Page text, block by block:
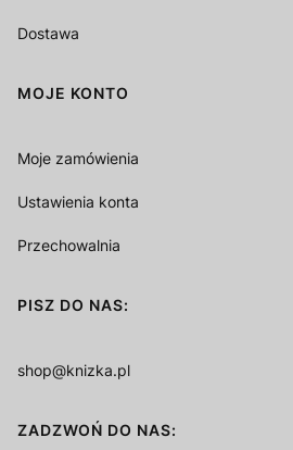
Dostawa
MOJE KONTO
Moje zamówienia
Ustawienia konta
Przechowalnia
PISZ DO NAS:
shop@knizka.pl
ZADZWOŃ DO NAS: